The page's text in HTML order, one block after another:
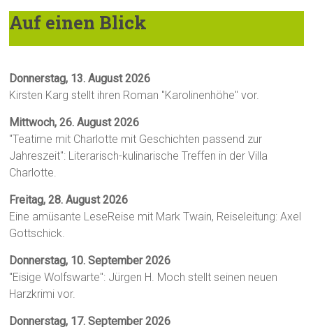
Auf einen Blick
Donnerstag, 13. August 2026
Kirsten Karg stellt ihren Roman "Karolinenhöhe" vor.
Mittwoch, 26. August 2026
"Teatime mit Charlotte mit Geschichten passend zur
Jahreszeit": Literarisch-kulinarische Treffen in der Villa
Charlotte.
Freitag, 28. August 2026
Eine amüsante LeseReise mit Mark Twain, Reiseleitung: Axel
Gottschick.
Donnerstag, 10. September 2026
"Eisige Wolfswarte": Jürgen H. Moch stellt seinen neuen
Harzkrimi vor.
Donnerstag, 17. September 2026